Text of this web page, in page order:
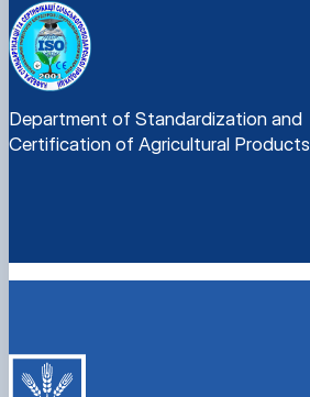
Department of Standardization and
Certification of Agricultural Products